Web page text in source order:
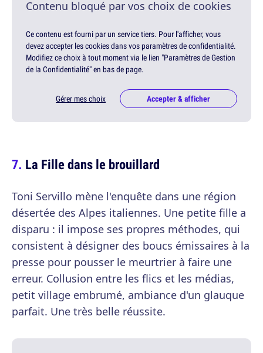
Contenu bloqué par vos choix de cookies
Ce contenu est fourni par un service tiers. Pour l'afficher, vous
devez accepter les cookies dans vos paramètres de confidentialité.
Modifiez ce choix à tout moment via le lien "Paramètres de Gestion
de la Confidentialité" en bas de page.
Gérer mes choix Accepter & afficher
La Fille dans le brouillard
Toni Servillo mène l'enquête dans une région
désertée des Alpes italiennes. Une petite fille a
disparu : il impose ses propres méthodes, qui
consistent à désigner des boucs émissaires à la
presse pour pousser le meurtrier à faire une
erreur. Collusion entre les flics et les médias,
petit village embrumé, ambiance d'un glauque
parfait. Une très belle réussite.